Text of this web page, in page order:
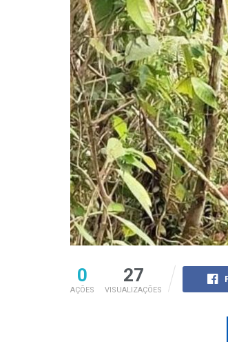
0
AÇÕES
27
VISUALIZAÇÕES